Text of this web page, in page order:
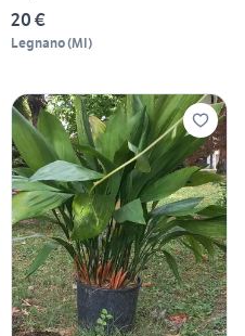
20 €
Legnano(MI)